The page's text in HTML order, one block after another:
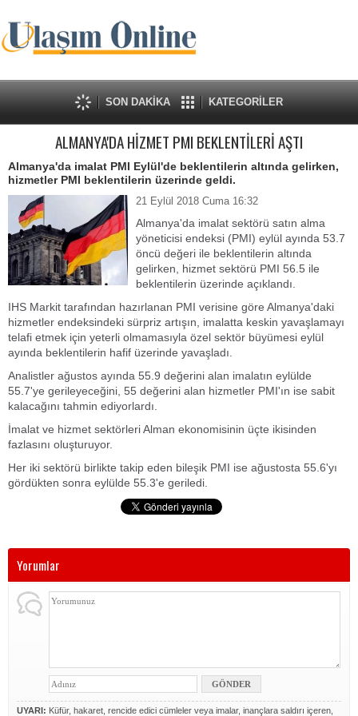
SON DAKİKA KATEGORİLER
ALMANYA'DA HİZMET PMI BEKLENTİLERİ AŞTI
Almanya'da imalat PMI Eylül'de beklentilerin altında gelirken,
hizmetler PMI beklentilerin üzerinde geldi.
21 Eylül 2018 Cuma 16:32
Almanya'da imalat sektörü satın alma
yöneticisi endeksi (PMI) eylül ayında 53.7
öncü değeri ile beklentilerin altında
gelirken, hizmet sektörü PMI 56.5 ile
beklentilerin üzerinde açıklandı.
IHS Markit tarafından hazırlanan PMI verisine göre Almanya'daki
hizmetler endeksindeki sürpriz artışın, imalatta keskin yavaşlamayı
telafi etmek için yeterli olmamasıyla özel sektör büyümesi eylül
ayında beklentilerin hafif üzerinde yavaşladı.
Analistler ağustos ayında 55.9 değerini alan imalatın eylülde
55.7'ye gerileyeceğini, 55 değerini alan hizmetler PMI'ın ise sabit
kalacağını tahmin ediyorlardı.
İmalat ve hizmet sektörleri Alman ekonomisinin üçte ikisinden
fazlasını oluşturuyor.
Her iki sektörü birlikte takip eden bileşik PMI ise ağustosta 55.6'yı
gördükten sonra eylülde 55.3'e geriledi.
Yorumlar
UYARI: Küfür, hakaret, rencide edici cümleler veya imalar, inançlara saldırı içeren,